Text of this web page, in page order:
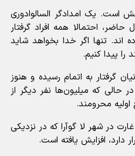
است. یک امدادگر السالوادوری
احتمالا همه افراد گرفتار
اند. تنها اگر خدا بخواهد شاید
را پیدا کنیم.
گرفتار به اتمام رسیده و هنوز
حالی که میلیون‌ها نفر دیگر از
محرومند.
در شهر لا گوآرا که در نزدیکی
دارد، افزایش یافته است.